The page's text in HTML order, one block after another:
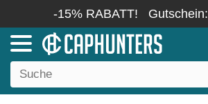
-15% RABATT! Gutschein: